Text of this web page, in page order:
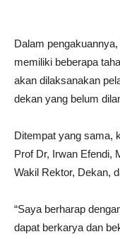
Dalam
memiliki beberapa
akan dilaksanakan
dekan yang belum
Ditempat yang sama,
Prof Dr, Irwan Efendi,
Wakil Rektor, Dekan,
“Saya berharap
dapat berkarya dan